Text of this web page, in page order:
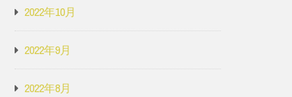
2022年10月
2022年9月
2022年8月